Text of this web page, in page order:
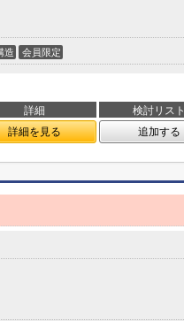
造 会員限定
詳細 検討リスト
詳細を見る 追加する